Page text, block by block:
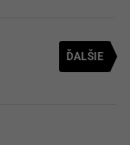
ĎALŠIE